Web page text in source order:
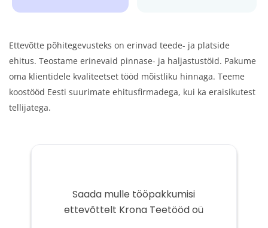
Ettevõtte põhitegevusteks on erinvad teede- ja platside
ehitus. Teostame erinevaid pinnase- ja haljastustöid. Pakume
oma klientidele kvaliteetset tööd mõistliku hinnaga. Teeme
koostööd Eesti suurimate ehitusfirmadega, kui ka eraisikutest
tellijatega.
Saada mulle tööpakkumisi
ettevõttelt Krona Teetööd oü